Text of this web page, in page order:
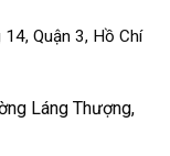
Quận 3, Hồ Chí
Láng Thượng,